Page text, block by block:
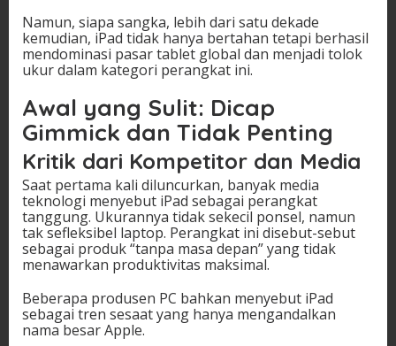
Namun, siapa sangka, lebih dari satu dekade
kemudian, iPad tidak hanya bertahan tetapi berhasil
mendominasi pasar tablet global dan menjadi tolok
ukur dalam kategori perangkat ini.
Awal yang Sulit: Dicap
Gimmick dan Tidak Penting
Kritik dari Kompetitor dan Media
Saat pertama kali diluncurkan, banyak media
teknologi menyebut iPad sebagai perangkat
tanggung. Ukurannya tidak sekecil ponsel, namun
tak sefleksibel laptop. Perangkat ini disebut-sebut
sebagai produk “tanpa masa depan” yang tidak
menawarkan produktivitas maksimal.
Beberapa produsen PC bahkan menyebut iPad
sebagai tren sesaat yang hanya mengandalkan
nama besar Apple.